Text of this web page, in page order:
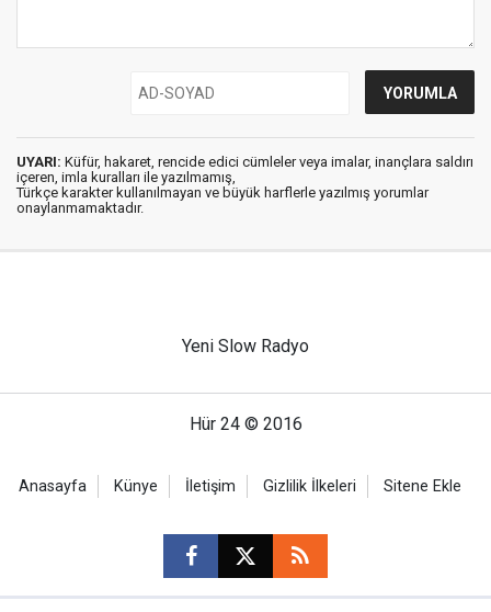
UYARI: Küfür, hakaret, rencide edici cümleler veya imalar, inançlara saldırı
içeren, imla kuralları ile yazılmamış,
Türkçe karakter kullanılmayan ve büyük harflerle yazılmış yorumlar
onaylanmamaktadır.
Yeni Slow Radyo
Hür 24 © 2016
Anasayfa Künye İletişim Gizlilik İlkeleri Sitene Ekle